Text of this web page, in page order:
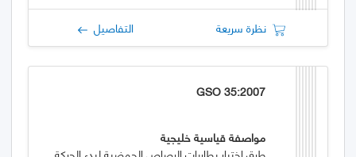
نظرة سريعة التفاصيل
GSO 35:2007
مواصفة قياسية خليجية